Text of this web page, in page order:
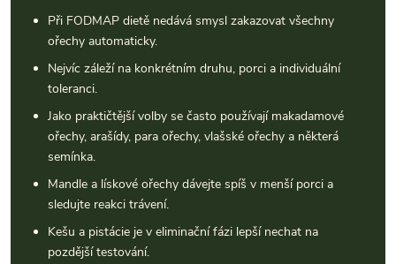
Při FODMAP dietě nedává smysl zakazovat všechny
ořechy automaticky.
Nejvíc záleží na konkrétním druhu, porci a individuální
toleranci.
Jako praktičtější volby se často používají makadamové
ořechy, arašídy, para ořechy, vlašské ořechy a některá
semínka.
Mandle a lískové ořechy dávejte spíš v menší porci a
sledujte reakci trávení.
Kešu a pistácie je v eliminační fázi lepší nechat na
pozdější testování.